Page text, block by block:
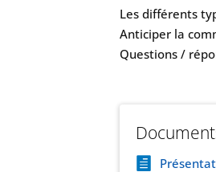
Les différents
Anticiper la
Questions /